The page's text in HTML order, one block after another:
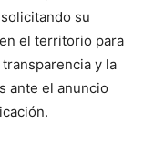
su
el territorio para
y la
ante el anuncio